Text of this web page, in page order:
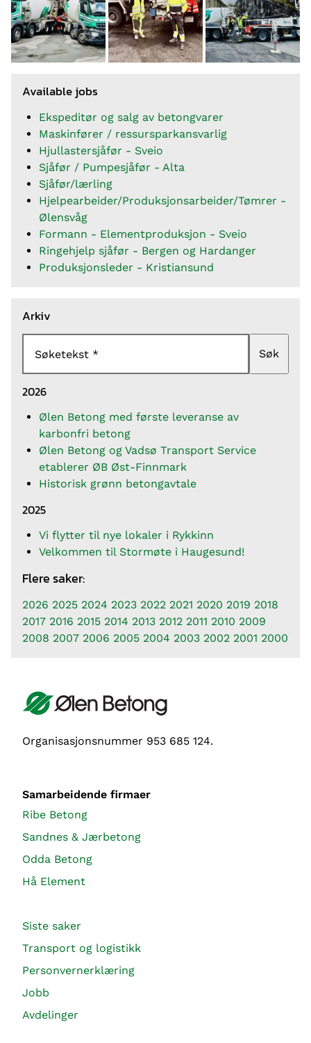
Available jobs
Ekspeditør og salg av betongvarer
Maskinfører / ressursparkansvarlig
Hjullastersjåfør - Sveio
Sjåfør / Pumpesjåfør - Alta
Sjåfør/lærling
Hjelpearbeider/Produksjonsarbeider/Tømrer -
Ølensvåg
Formann - Elementproduksjon - Sveio
Ringehjelp sjåfør - Bergen og Hardanger
Produksjonsleder - Kristiansund
Arkiv
Søketekst Søk
2026
Ølen Betong med første leveranse av
karbonfri betong
Ølen Betong og Vadsø Transport Service
etablerer ØB Øst-Finnmark
Historisk grønn betongavtale
2025
Vi flytter til nye lokaler i Rykkinn
Velkommen til Stormøte i Haugesund!
Flere saker:
2026 2025 2024 2023 2022 2021 2020 2019 2018
2017 2016 2015 2014 2013 2012 2011 2010 2009
2008 2007 2006 2005 2004 2003 2002 2001 2000
Organisasjonsnummer 953 685 124.
Samarbeidende firmaer
Ribe Betong
Sandnes & Jærbetong
Odda Betong
Hå Element
Siste saker
Transport og logistikk
Personvernerklæring
Jobb
Avdelinger